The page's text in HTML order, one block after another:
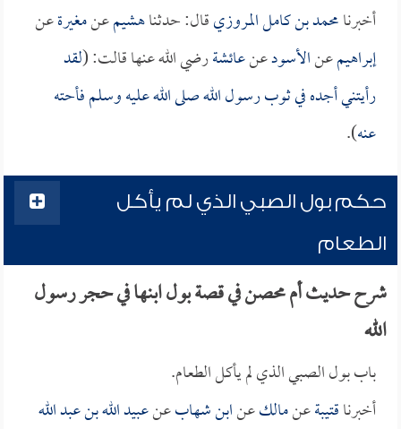
أخبرنامحمد بن كامل المروزيقال: حدثناهشيمعنمغيرةعن
إبراهيمعنالأسودعنعائشةرضي الله عنها قالت: (لقد
رأيتني أجده في ثوب رسول الله صلى الله عليه وسلم فأحته
عنه).
حكم بول الصبي الذي لم يأكل
الطعام
شرح حديث أم محصن في قصة بول ابنها في حجر رسول
الله
باب بول الصبي الذي لم يأكل الطعام.
أخبرناقتيبةعنمالكعنابن شهابعنعبيد الله بن عبد الله